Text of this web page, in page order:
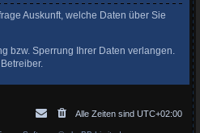
Auskunft, welche Daten über Sie
bzw. Sperrung Ihrer Daten verlangen.
Alle Zeiten sind UTC+02:00